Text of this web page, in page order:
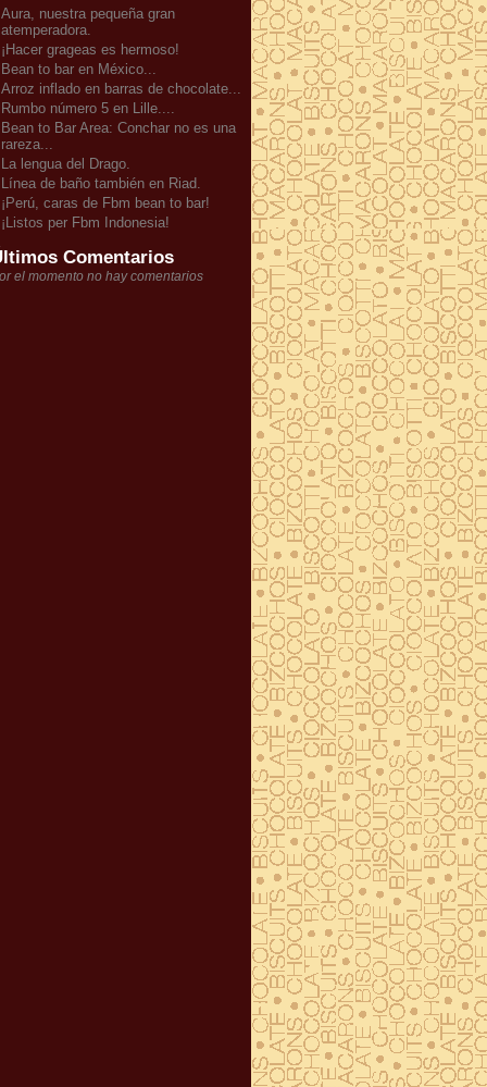
Aura, nuestra pequeña gran
atemperadora.
¡Hacer grageas es hermoso!
Bean to bar en México...
Arroz inflado en barras de chocolate...
Rumbo número 5 en Lille....
Bean to Bar Area: Conchar no es una
rareza...
La lengua del Drago.
Línea de baño también en Riad.
¡Perú, caras de Fbm bean to bar!
¡Listos per Fbm Indonesia!
Comentarios
el momento no hay comentarios